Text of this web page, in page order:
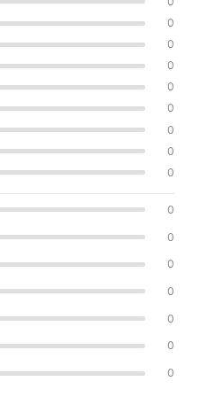
0
0
0
0
0
0
0
0
0
0
0
0
0
0
0